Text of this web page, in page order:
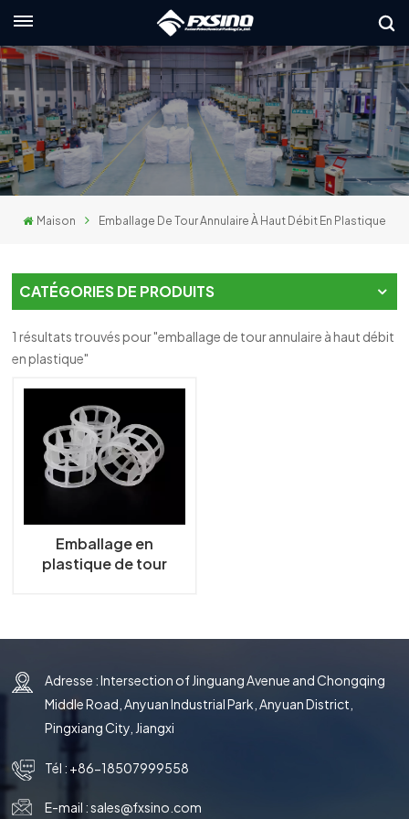
本語
Maison Emballage De Tour Annulaire À Haut Débit En Plastique
CATÉGORIES DE PRODUITS
1 résultats trouvés pour "emballage de tour annulaire à haut débit
en plastique"
Emballage en
plastique de tour
Adresse : Intersection of Jinguang Avenue and Chongqing
Middle Road, Anyuan Industrial Park, Anyuan District,
Pingxiang City, Jiangxi
Tél : +86-18507999558
E-mail :sales@fxsino.com